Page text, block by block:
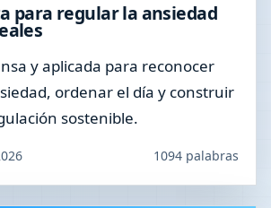
para regular la ansiedad
y aplicada para reconocer
ordenar el día y construir
sostenible.
1094 palabras